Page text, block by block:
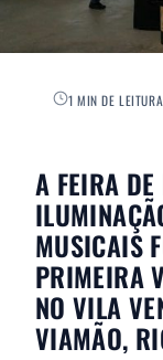
1 MIN DE LEITURA
A FEIRA
MUSICAIS
PRIMEIRA
NO VILA
VIAMÃO,